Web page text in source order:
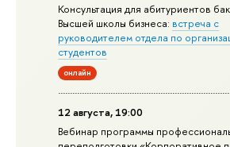
Консультация для абитуриентов
Высшей школы бизнеса: встреча с
руководителем отдела по
студентов
онлайн
12 августа, 19:00
Вебинар программы